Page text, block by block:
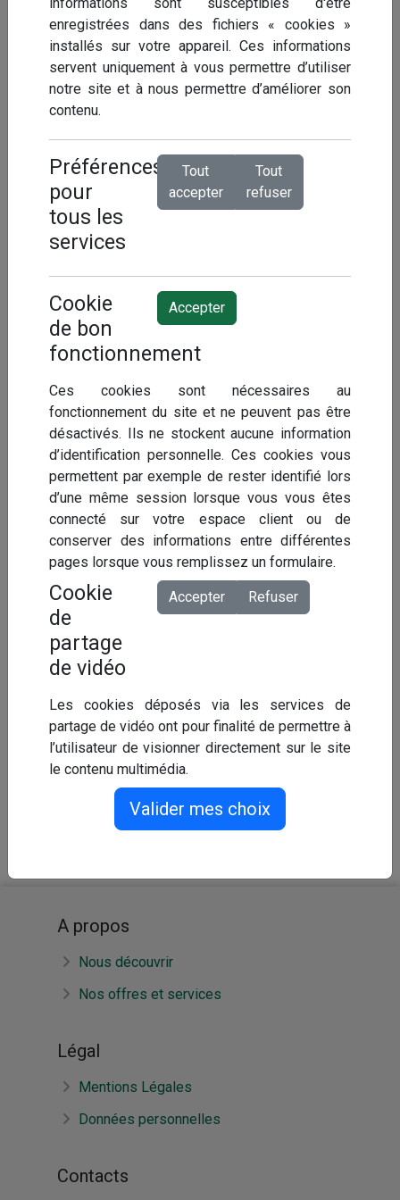
analyses comparatives de l'absentéisme pour les collectivités de
moins de 30 agents sont peu adaptés).
+
Permettre une analyse de l'évolution de
l'absentéismepour adapter votre politique
mettre en place des actions.
+ Une aide pour compléter votre bilan social.
+ Service inclus sans coût supplémentaire.
Nos offres Gestion dématérialisée
Conseils statutaires
Gestion des recours
Expertises médicales Aide au retour à l'emploi
Gestion de crise Alimentation de ProrisQ
Rapport d'absentéisme
Questionnaire SST La boîte à outils prévention
A propos
Nous découvrir
Nos offres et services
Légal
Mentions Légales
Données personnelles
Contacts
enregistrées dans des fichiers « cookies »
installés sur votre appareil. Ces informations
servent uniquement à vous permettre d’utiliser
notre site et à nous permettre d’améliorer son
contenu.
Préférences
pour
tous les
services
Tout
accepter
Tout
refuser
Cookie
de bon
fonctionnement
Accepter
Ces cookies sont nécessaires au
fonctionnement du site et ne peuvent pas être
désactivés. Ils ne stockent aucune information
d’identification personnelle. Ces cookies vous
permettent par exemple de rester identifié lors
d’une même session lorsque vous vous êtes
connecté sur votre espace client ou de
conserver des informations entre différentes
pages lorsque vous remplissez un formulaire.
Cookie
de
partage
de vidéo
Accepter Refuser
Les cookies déposés via les services de
partage de vidéo ont pour finalité de permettre à
l’utilisateur de visionner directement sur le site
le contenu multimédia.
Valider mes choix